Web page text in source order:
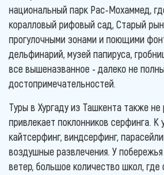
национальный парк Рас-Мохаммед,
коралловый рифовый сад, Старый
прогулочными зонами и поющими
дельфинарий, музей папируса,
все вышеназванное - далеко не
достопримечательностей.
Туры в Хургаду из Ташкента также не
привлекает поклонников серфинга. К
кайтсерфинг, виндсерфинг,
воздушные развлечения. У
ветер, большое количество школ, где